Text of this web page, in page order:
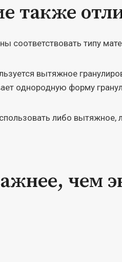
также
соответствовать типу
вытяжное
однородную форму
либо вытяжное,
чем